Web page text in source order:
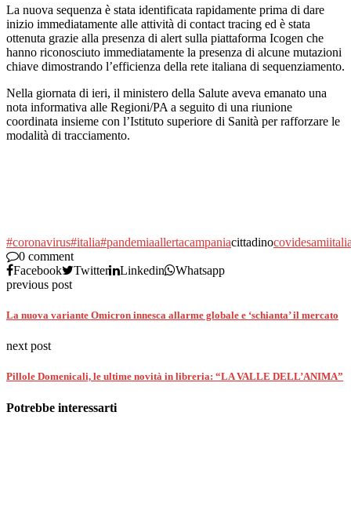
La nuova sequenza è stata identificata rapidamente prima di dare
inizio immediatamente alle attività di contact tracing ed è stata
ottenuta grazie alla presenza di alert sulla piattaforma Icogen che
hanno riconosciuto immediatamente la presenza di alcune mutazioni
chiave dimostrando l’efficienza della rete italiana di sequenziamento.
Nella giornata di ieri, il ministero della Salute aveva emanato una
nota informativa alle Regioni/PA a seguito di una riunione
coordinata insieme con l’Istituto superiore di Sanità per rafforzare le
modalità di tracciamento.
#coronavirus#italia#pandemiaallertacampaniacittadinocovidesami
0 comment
Facebook
Twitter Linkedin
Whatsapp
previous post
La nuova variante Omicron innesca allarme globale e ‘schianta’ il mercato
next post
Pillole Domenicali, le ultime novità in libreria: “LA VALLE DELL’ANIMA”
Potrebbe interessarti